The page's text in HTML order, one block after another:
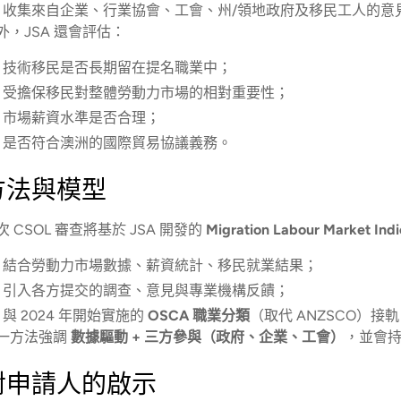
收集來自企業、行業協會、工會、州/領地政府及移民工人的意
，JSA 還會評估：
技術移民是否長期留在提名職業中；
受擔保移民對整體勞動力市場的相對重要性；
市場薪資水準是否合理；
是否符合澳洲的國際貿易協議義務。
法與模型
CSOL 審查將基於 JSA 開發的 Migration Labour Market
結合勞動力市場數據、薪資統計、移民就業結果；
引入各方提交的調查、意見與專業機構反饋；
與 2024 年開始實施的 OSCA 職業分類（取代 ANZSCO）接
方法強調 數據驅動 + 三方參與（政府、企業、工會） ，並會
申請人的啟示